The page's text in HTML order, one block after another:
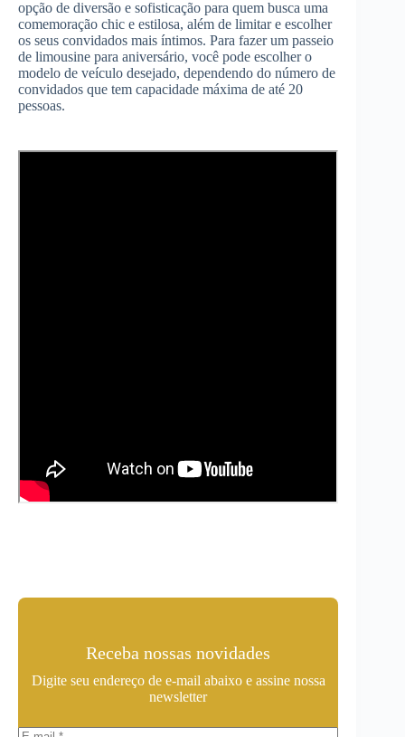
opção de diversão e sofisticação para quem busca uma
comemoração chic e estilosa, além de limitar e escolher
os seus convidados mais íntimos. Para fazer um passeio
de limousine para aniversário, você pode escolher o
modelo de veículo desejado, dependendo do número de
convidados que tem capacidade máxima de até 20
pessoas.
Receba nossas novidades
Digite seu endereço de e-mail abaixo e assine nossa
newsletter